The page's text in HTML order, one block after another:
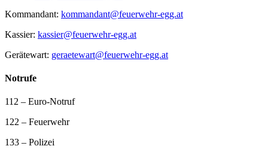
Kommandant: kommandant@feuerwehr-egg.at
Kassier: kassier@feuerwehr-egg.at
Gerätewart: geraetewart@feuerwehr-egg.at
Notrufe
112 – Euro-Notruf
122 – Feuerwehr
133 – Polizei